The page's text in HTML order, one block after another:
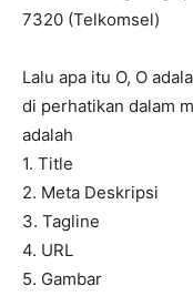
7320 (Telkomsel)
Lalu apa itu O, O
di perhatikan dalam
adalah
1. Title
2. Meta Deskripsi
3. Tagline
4. URL
5. Gambar